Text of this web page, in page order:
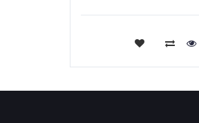
Купить